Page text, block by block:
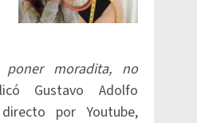
moradita, no
Gustavo Adolfo
por Youtube,